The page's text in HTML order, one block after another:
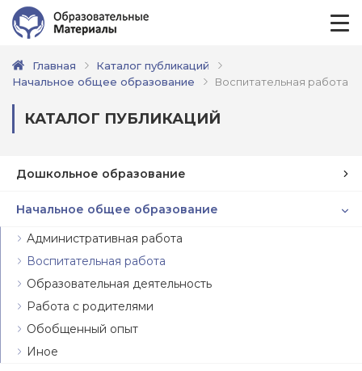
Главная
Каталог публикаций
Начальное общее образование
Воспитательная работа
КАТАЛОГ ПУБЛИКАЦИЙ
Дошкольное образование
Начальное общее образование
Административная работа
Воспитательная работа
Образовательная деятельность
Работа с родителями
Обобщенный опыт
Иное